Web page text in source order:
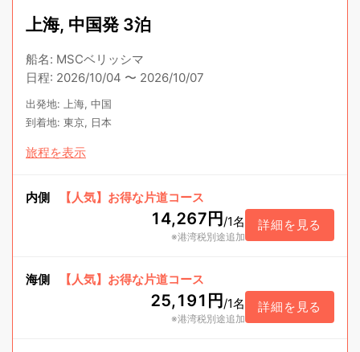
上海, 中国発 3泊
船名: MSCベリッシマ
日程: 2026/10/04 〜 2026/10/07
出発地:
上海, 中国
到着地: 東京, 日本
旅程を表示
内側 【人気】お得な片道コース
14,267円 /1名
※港湾税別途追加
詳細を見る
海側 【人気】お得な片道コース
25,191円 /1名
※港湾税別途追加
詳細を見る